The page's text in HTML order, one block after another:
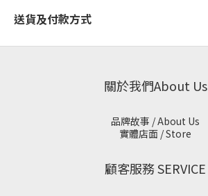
送貨及付款方式
關於我們About Us
品牌故事 / About Us
實體店面 / Store
顧客服務 SERVICE